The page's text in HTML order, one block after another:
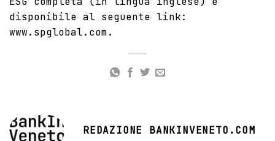
disponibile al seguente link:
www.spglobal.com.
REDAZIONE BANKINVENETO.COM